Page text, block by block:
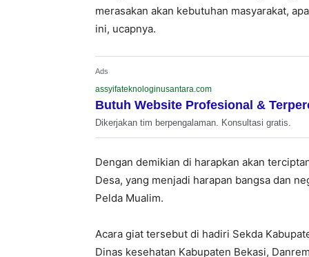
merasakan akan kebutuhan masyarakat,
ini, ucapnya.
Ads
assyifateknologinusantara.com
Butuh Website Profesional &
Dikerjakan tim berpengalaman. Konsultasi gratis.
Dengan demikian di harapkan akan
Desa, yang menjadi harapan bangsa dan
Pelda Mualim.
Acara giat tersebut di hadiri Sekda
Dinas kesehatan Kabupaten Bekasi,